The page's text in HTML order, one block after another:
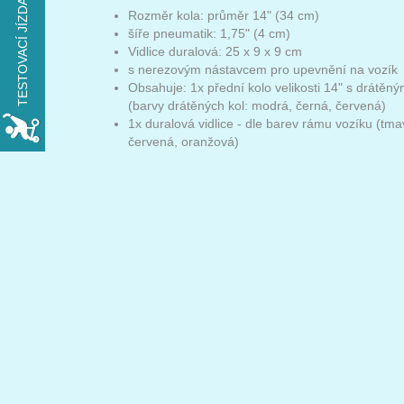
Rozměr kola: průměr 14" (34 cm)
šíře pneumatik: 1,75" (4 cm)
Vidlice duralová: 25 x 9 x 9 cm
s nerezovým nástavcem pro upevnění na vozík
Obsahuje: 1x přední kolo velikosti 14" s
(barvy drátěných kol: modrá, černá, červená)
1x duralová vidlice - dle barev rámu vozíku
červená, oranžová)
TESTOVACÍ JÍZDA
VYZKOUŠEJTE
xROVER na den
ZDARMA
REZERVOVAT